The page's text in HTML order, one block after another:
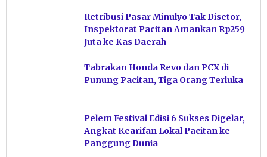
Retribusi Pasar Minulyo Tak Disetor,
Inspektorat Pacitan Amankan Rp259
Juta ke Kas Daerah
Tabrakan Honda Revo dan PCX di
Punung Pacitan, Tiga Orang Terluka
Pelem Festival Edisi 6 Sukses Digelar,
Angkat Kearifan Lokal Pacitan ke
Panggung Dunia